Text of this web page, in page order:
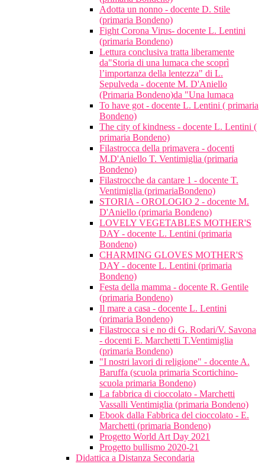
Adotta un nonno - docente D. Stile
(primaria Bondeno)
Fight Corona Virus- docente L. Lentini
(primaria Bondeno)
Lettura conclusiva tratta liberamente
da"Storia di una lumaca che scoprì
l’importanza della lentezza" di L.
Sepulveda - docente M. D'Aniello
(Primaria Bondeno)da "Una lumaca
To have got - docente L. Lentini ( primaria
Bondeno)
The city of kindness - docente L. Lentini (
primaria Bondeno)
Filastrocca della primavera - docenti
M.D'Aniello T. Ventimiglia (primaria
Bondeno)
Filastrocche da cantare 1 - docente T.
Ventimiglia (primariaBondeno)
STORIA - OROLOGIO 2 - docente M.
D'Aniello (primaria Bondeno)
LOVELY VEGETABLES MOTHER'S
DAY - docente L. Lentini (primaria
Bondeno)
CHARMING GLOVES MOTHER'S
DAY - docente L. Lentini (primaria
Bondeno)
Festa della mamma - docente R. Gentile
(primaria Bondeno)
Il mare a casa - docente L. Lentini
(primaria Bondeno)
Filastrocca si e no di G. Rodari/V. Savona
- docenti E. Marchetti T.Ventimiglia
(primaria Bondeno)
"I nostri lavori di religione" - docente A.
Baruffa (scuola primaria Scortichino-
scuola primaria Bondeno)
La fabbrica di cioccolato - Marchetti
Vassalli Ventimiglia (primaria Bondeno)
Ebook dalla Fabbrica del cioccolato - E.
Marchetti (primaria Bondeno)
Progetto World Art Day 2021
Progetto bullismo 2020-21
Didattica a Distanza Secondaria